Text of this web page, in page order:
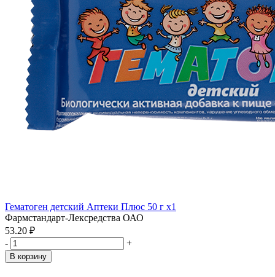
Гематоген детский Аптеки Плюс 50 г x1
Фармстандарт-Лексредства ОАО
53.20 ₽
-
+
В корзину